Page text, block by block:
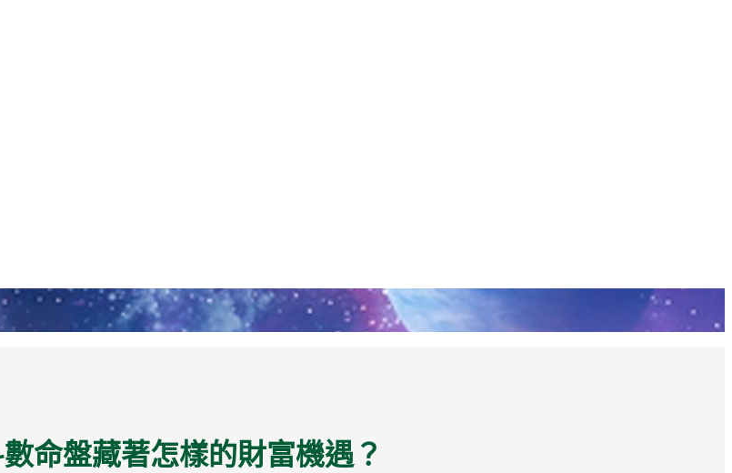
命盤藏著怎樣的財富機遇？